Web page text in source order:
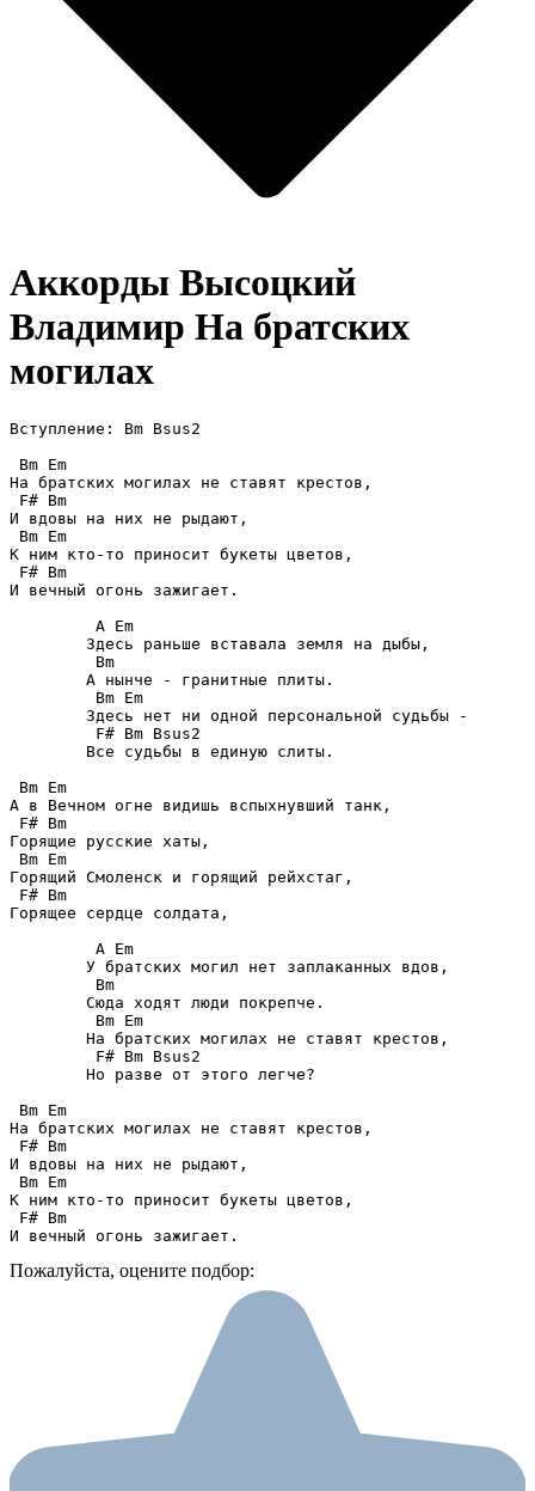
Аккорды Высоцкий
Владимир На братских
могилах
Вступление: Bm Bsus2
Bm Em
На братских могилах не ставят крестов,
F# Bm
И вдовы на них не рыдают,
Bm Em
К ним кто-то приносит букеты цветов,
F# Bm
И вечный огонь зажигает.
Bm Em
А в Вечном огне видишь вспыхнувший танк,
F# Bm
Горящие русские хаты,
Bm Em
Горящий Смоленск и горящий рейхстаг,
F# Bm
Горящее сердце солдата,
Bm Em
На братских могилах не ставят крестов,
F# Bm
И вдовы на них не рыдают,
Bm Em
К ним кто-то приносит букеты цветов,
F# Bm
И вечный огонь зажигает.
Пожалуйста, оцените подбор: